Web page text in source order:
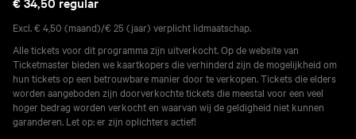
Excl. € 4,50 (maand)/€ 25 (jaar) verplicht lidmaatschap.
Alle tickets voor dit programma zijn uitverkocht. Op de website van
Ticketmaster bieden we kaartkopers die verhinderd zijn de mogelijkheid om
hun tickets op een betrouwbare manier door te verkopen. Tickets die elders
worden aangeboden zijn doorverkochte tickets die meestal voor een veel
hoger bedrag worden verkocht en waarvan wij de geldigheid niet kunnen
garanderen. Let op: er zijn oplichters actief!